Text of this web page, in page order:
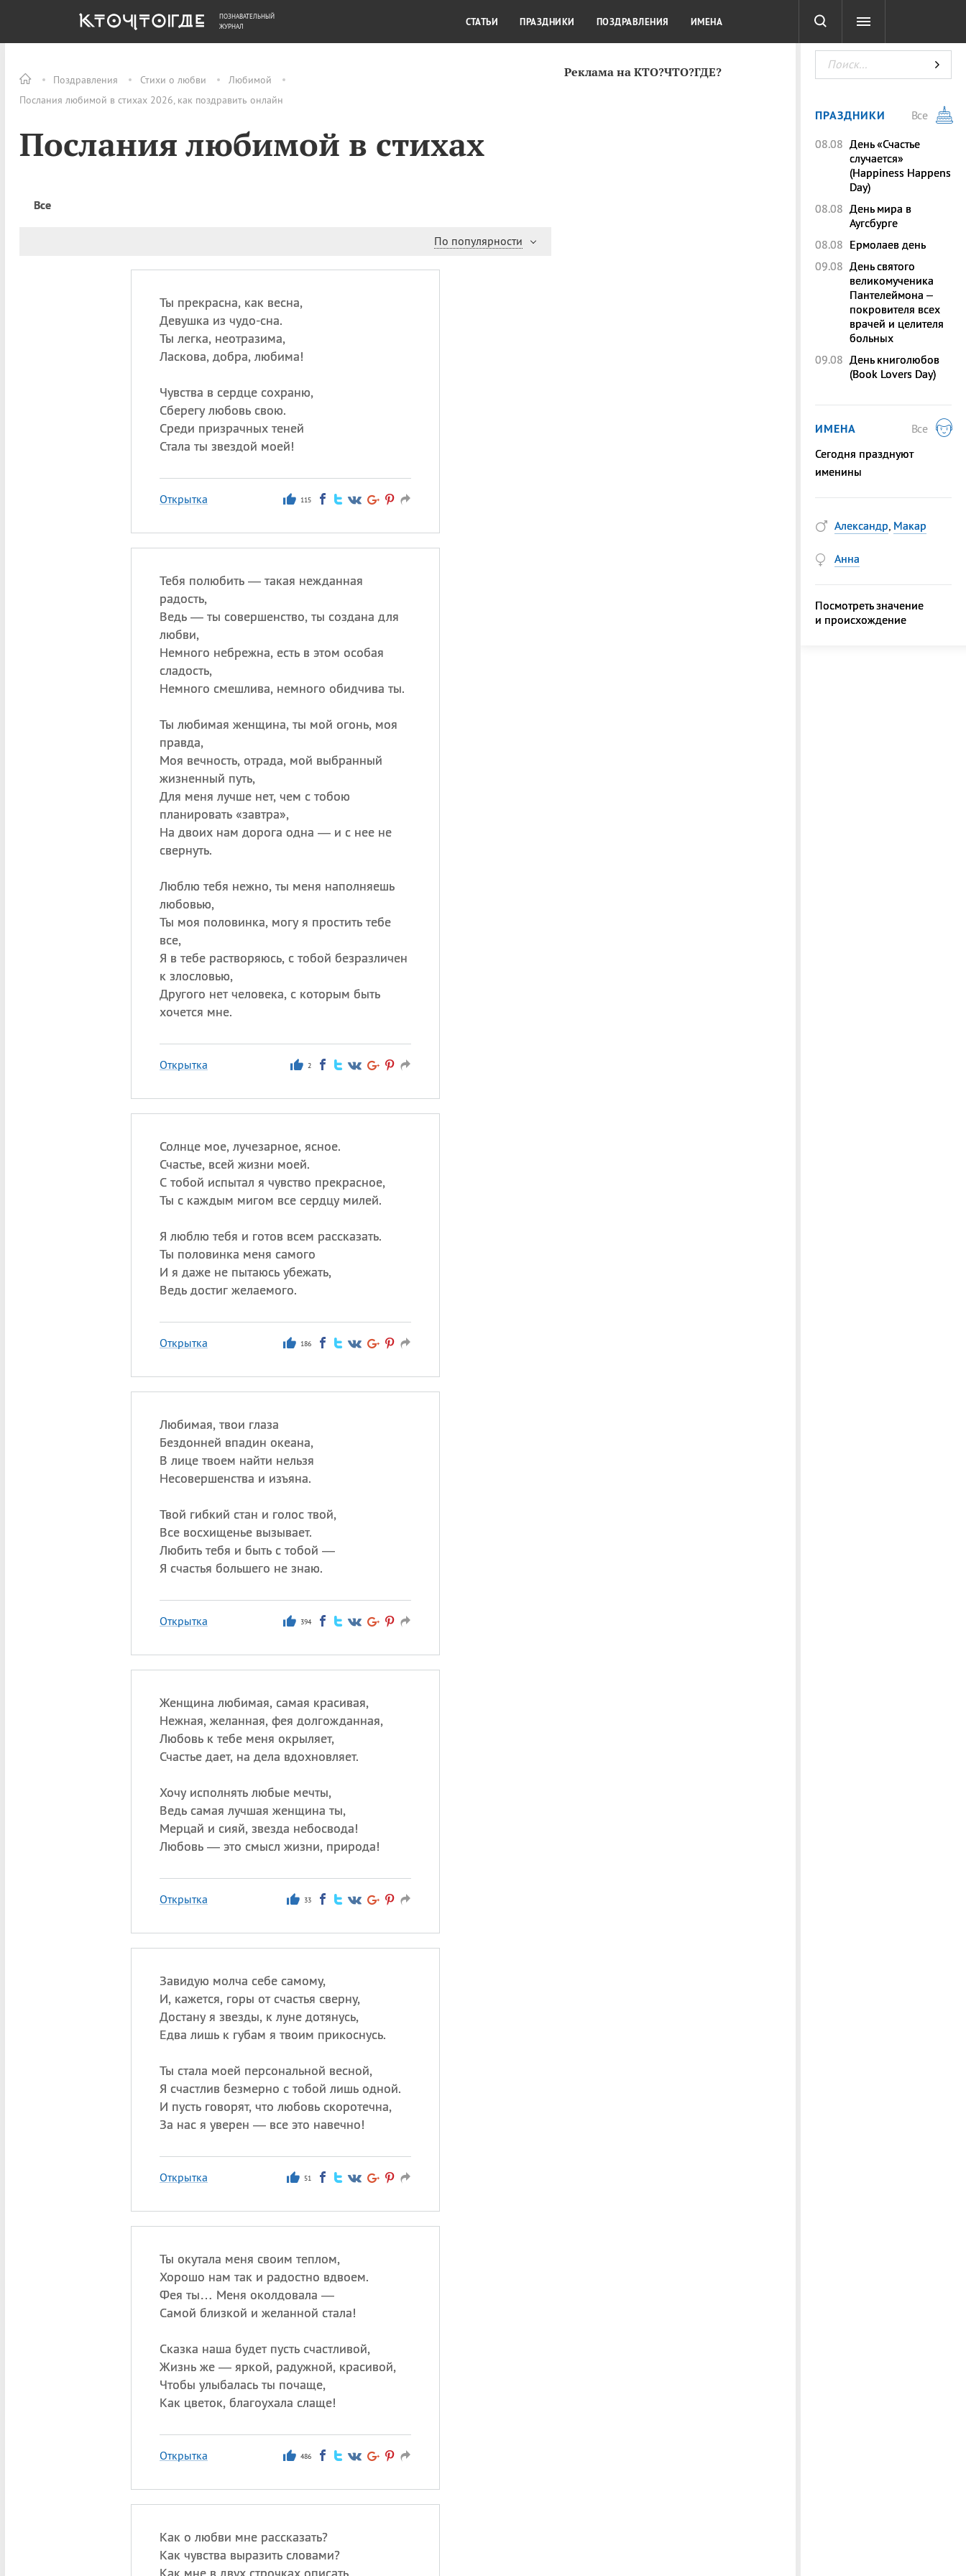
Поздравления Стихи о любви
Любимой
Послания любимой в стихах 2026, как поздравить онлайн
Послания любимой в стихах
Все
По популярности
Ты прекрасна, как весна,
Девушка из чудо-сна.
Ты легка, неотразима,
Ласкова, добра, любима!
Чувства в сердце сохраню,
Сберегу любовь свою.
Среди призрачных теней
Стала ты звездой моей!
Открытка 115
Тебя полюбить — такая нежданная
радость,
Ведь — ты совершенство, ты создана для
любви,
Немного небрежна, есть в этом особая
сладость,
Немного смешлива, немного обидчива ты.
Ты любимая женщина, ты мой огонь, моя
правда,
Моя вечность, отрада, мой выбранный
жизненный путь,
Для меня лучше нет, чем с тобою
планировать «завтра»,
На двоих нам дорога одна — и с нее не
свернуть.
Люблю тебя нежно, ты меня наполняешь
любовью,
Ты моя половинка, могу я простить тебе
все,
Я в тебе растворяюсь, с тобой безразличен
к злословью,
Другого нет человека, с которым быть
хочется мне.
Открытка 2
Солнце мое, лучезарное, ясное.
Счастье, всей жизни моей.
С тобой испытал я чувство прекрасное,
Ты с каждым мигом все сердцу милей.
Я люблю тебя и готов всем рассказать.
Ты половинка меня самого
И я даже не пытаюсь убежать,
Ведь достиг желаемого.
Открытка 186
Любимая, твои глаза
Бездонней впадин океана,
В лице твоем найти нельзя
Несовершенства и изъяна.
Твой гибкий стан и голос твой,
Все восхищенье вызывает.
Любить тебя и быть с тобой —
Я счастья большего не знаю.
Открытка 394
Женщина любимая, самая красивая,
Нежная, желанная, фея долгожданная,
Любовь к тебе меня окрыляет,
Счастье дает, на дела вдохновляет.
Хочу исполнять любые мечты,
Ведь самая лучшая женщина ты,
Мерцай и сияй, звезда небосвода!
Любовь — это смысл жизни, природа!
Открытка 33
Завидую молча себе самому,
И, кажется, горы от счастья сверну,
Достану я звезды, к луне дотянусь,
Едва лишь к губам я твоим прикоснусь.
Ты стала моей персональной весной,
Я счастлив безмерно с тобой лишь одной.
И пусть говорят, что любовь скоротечна,
За нас я уверен — все это навечно!
Открытка 51
Ты окутала меня своим теплом,
Хорошо нам так и радостно вдвоем.
Фея ты… Меня околдовала —
Самой близкой и желанной стала!
Сказка наша будет пусть счастливой,
Жизнь же — яркой, радужной, красивой,
Чтобы улыбалась ты почаще,
Как цветок, благоухала слаще!
Открытка 486
Как о любви мне рассказать?
Как чувства выразить словами?
Реклама на КТО?ЧТО?ГДЕ?
ОБЩЕСТВО ДЕНЬГИ КУЛЬТУРА КРАСОТА ТЕСТЫ
ПОЗНАВАТЕЛЬНЫЙ
ЖУРНАЛ
СТАТЬИ ПРАЗДНИКИ ПОЗДРАВЛЕНИЯ ИМЕНА
ПРАЗДНИКИ
Все
08.08 День «Счастье
случается»
(Happiness Happens
Day)
08.08 День мира в
Аугсбурге
08.08 Ермолаев день
09.08 День святого
великомученика
Пантелеймона –
покровителя всех
врачей и целителя
больных
09.08 День книголюбов
(Book Lovers Day)
ИМЕНА
Все
Сегодня празднуют
именины
Александр, Макар
Анна
Посмотреть значение
и происхождение